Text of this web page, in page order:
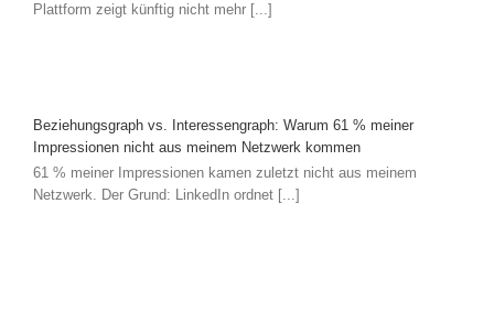
Plattform zeigt künftig nicht mehr [...]
Beziehungsgraph vs. Interessengraph: Warum 61 % meiner
Impressionen nicht aus meinem Netzwerk kommen
61 % meiner Impressionen kamen zuletzt nicht aus meinem
Netzwerk. Der Grund: LinkedIn ordnet [...]